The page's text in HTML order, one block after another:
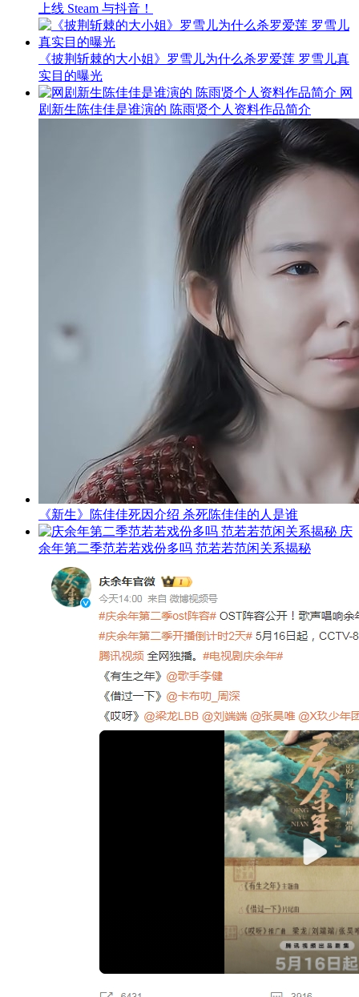
上线 Steam 与抖音！
《披荆斩棘的大小姐》罗雪儿为什么杀罗爱莲 罗雪儿真
实目的曝光
网
剧新生陈佳佳是谁演的 陈雨贤个人资料作品简介
《新生》陈佳佳死因介绍 杀死陈佳佳的人是谁
庆
余年第二季范若若戏份多吗 范若若范闲关系揭秘